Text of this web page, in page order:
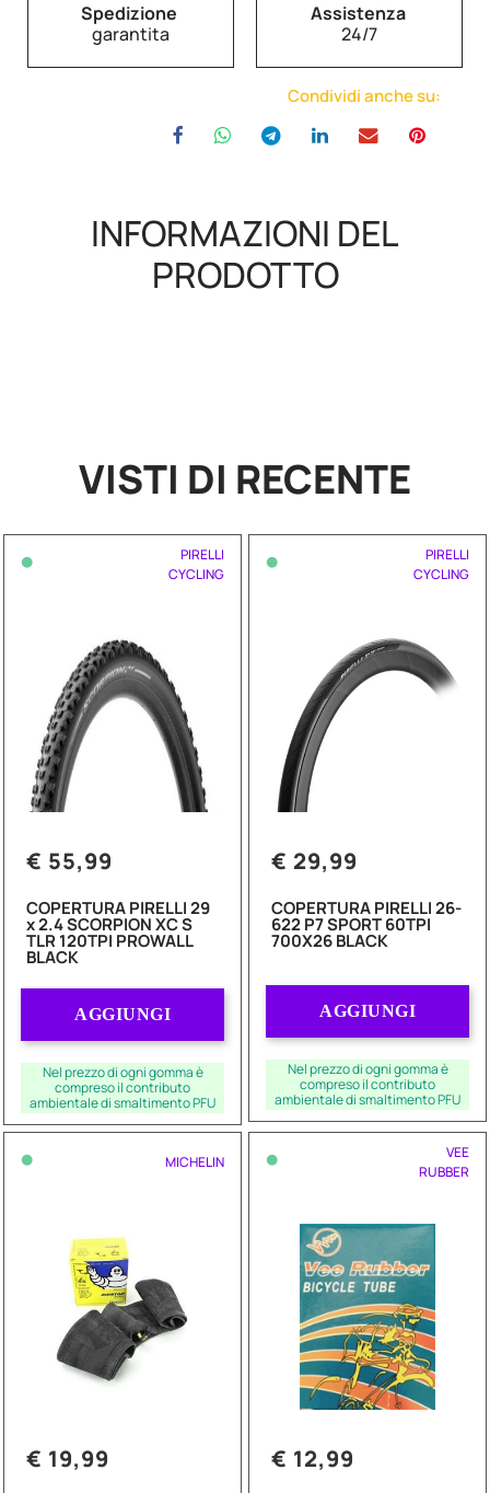
Spedizione
garantita
Assistenza
24/7
Condividi anche su:
INFORMAZIONI DEL
PRODOTTO
VISTI DI RECENTE
•
PIRELLI
CYCLING
€ 55,99
COPERTURA PIRELLI 29
x 2.4 SCORPION XC S
TLR 120TPI PROWALL
BLACK
AGGIUNGI
Nel prezzo di ogni gomma è
compreso il contributo
ambientale di smaltimento PFU
•
PIRELLI
CYCLING
€ 29,99
COPERTURA PIRELLI 26-
622 P7 SPORT 60TPI
700X26 BLACK
AGGIUNGI
Nel prezzo di ogni gomma è
compreso il contributo
ambientale di smaltimento PFU
• MICHELIN
€ 19,99
•
VEE
RUBBER
€ 12,99